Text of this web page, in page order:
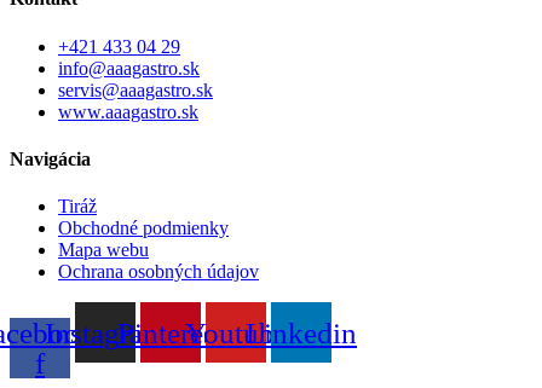
+421 433 04 29
info@aaagastro.sk
servis@aaagastro.sk
www.aaagastro.sk
Navigácia
Tiráž
Obchodné podmienky
Mapa webu
Ochrana osobných údajov
f
InstagramPinterestYoutubeLinkedin